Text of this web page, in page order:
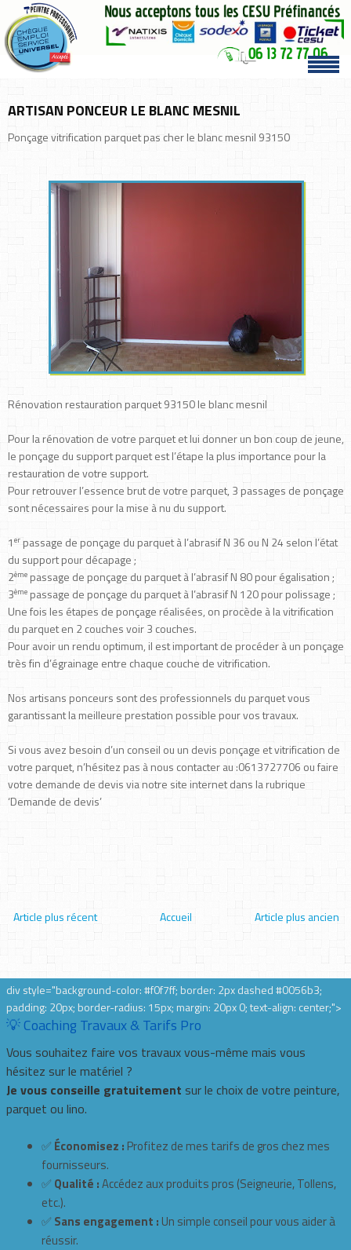
ARTISAN PONCEUR LE BLANC MESNIL
Ponçage vitrification parquet pas cher le blanc mesnil 93150
Rénovation restauration parquet 93150 le blanc mesnil
Pour la rénovation de votre parquet et lui donner un bon coup de jeune,
le ponçage du support parquet est l’étape la plus importance pour la
restauration de votre support.
Pour retrouver l’essence brut de votre parquet, 3 passages de ponçage
sont nécessaires pour la mise à nu du support.
1erpassage de ponçage du parquet à l’abrasif N 36 ou N 24 selon l’état
du support pour décapage ;
2ème passage de ponçage du parquet à l’abrasif N 80 pour égalisation ;
3ème passage de ponçage du parquet à l’abrasif N 120 pour polissage ;
Une fois les étapes de ponçage réalisées, on procède à la vitrification
du parquet en 2 couches voir 3 couches.
Pour avoir un rendu optimum, il est important de procéder à un ponçage
très fin d’égrainage entre chaque couche de vitrification.
Nos artisans ponceurs sont des professionnels du parquet vous
garantissant la meilleure prestation possible pour vos travaux.
Si vous avez besoin d’un conseil ou un devis ponçage et vitrification de
votre parquet, n’hésitez pas à nous contacter au :0613727706 ou faire
votre demande de devis via notre site internet dans la rubrique
‘Demande de devis’
Article plus récent Article plus ancien
Accueil
div style="background-color: #f0f7ff; border: 2px dashed #0056b3;
padding: 20px; border-radius: 15px; margin: 20px 0; text-align: center;">
💡 Coaching Travaux & Tarifs Pro
Vous souhaitez faire vos travaux vous-même mais vous
hésitez sur le matériel ?
Je vous conseille gratuitement sur le choix de votre peinture,
parquet ou lino.
✅ Économisez : Profitez de mes tarifs de gros chez mes
fournisseurs.
✅ Qualité :Accédez aux produits pros (Seigneurie, Tollens,
etc.).
✅ Sans engagement : Un simple conseil pour vous aider à
réussir.